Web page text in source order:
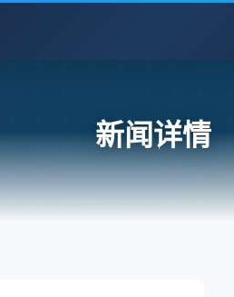
新闻详情